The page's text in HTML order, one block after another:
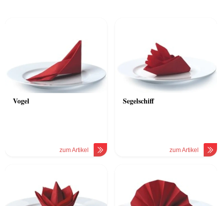
Vogel
zum Artikel
Segelschiff
zum Artikel